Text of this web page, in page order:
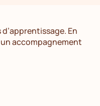
En
accompagnement